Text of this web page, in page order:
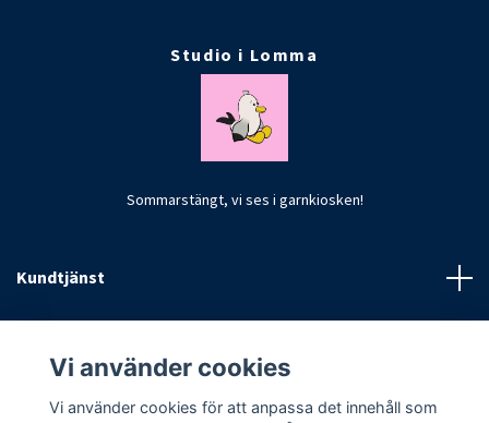
Studio i Lomma
Sommarstängt, vi ses i garnkiosken!
Kundtjänst
Vi använder cookies
Vi använder cookies för att anpassa det innehåll som